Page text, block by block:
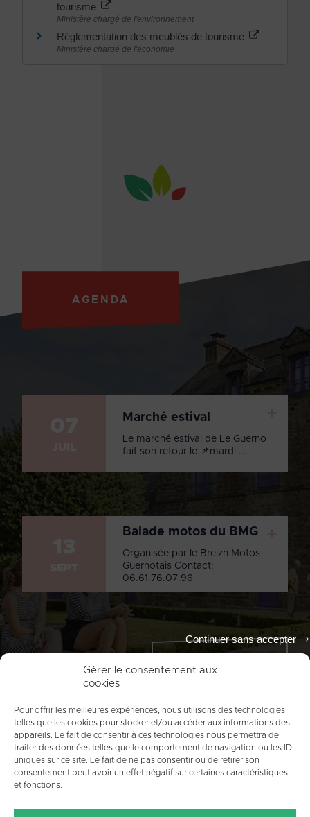
Gérer le consentement aux
cookies
Pour offrir les meilleures expériences, nous utilisons des technologies
telles que les cookies pour stocker et/ou accéder aux informations des
appareils. Le fait de consentir à ces technologies nous permettra de
traiter des données telles que le comportement de navigation ou les ID
uniques sur ce site. Le fait de ne pas consentir ou de retirer son
consentement peut avoir un effet négatif sur certaines caractéristiques
et fonctions.
Continuer sans accepter
tourisme
Ministère chargé de l'environnement
Réglementation des meublés de tourisme
Ministère chargé de l'économie
AGENDA
Marché estival
Le marché estival de Le Guerno
fait son retour le 📌mardi ...
Balade motos du BMG
Organisée par le Breizh Motos
Guernotais Contact:
06.61.76.07.96